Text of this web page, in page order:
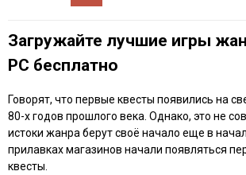
Загружайте лучшие игры
PC бесплатно
Говорят, что первые квесты появились на
80-х годов прошлого века. Однако, это не
истоки жанра берут своё начало еще в
прилавках магазинов начали появляться
квесты.